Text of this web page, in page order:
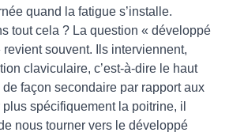
quand la fatigue s’installe.
tout cela ? La question « développé
souvent. Ils interviennent,
claviculaire, c’est-à-dire le haut
façon secondaire par rapport aux
spécifiquement la poitrine, il
nous tourner vers le développé